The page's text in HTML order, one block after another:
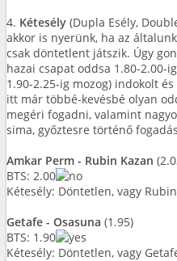
4. Kétesély (Dupla Esély,
akkor is nyerünk, ha az
csak döntetlent játszik. Úgy
hazai csapat oddsa 1.80-2.00-
1.90-2.25-ig mozog) indokolt
itt már többé-kevésbé olyan
megéri fogadni, valamint
sima, győztesre történő
Amkar Perm - Rubin Kazan
BTS: 2.00
Kétesély: Döntetlen, vagy
Getafe - Osasuna (1.95)
BTS: 1.90
Kétesély: Döntetlen, vagy